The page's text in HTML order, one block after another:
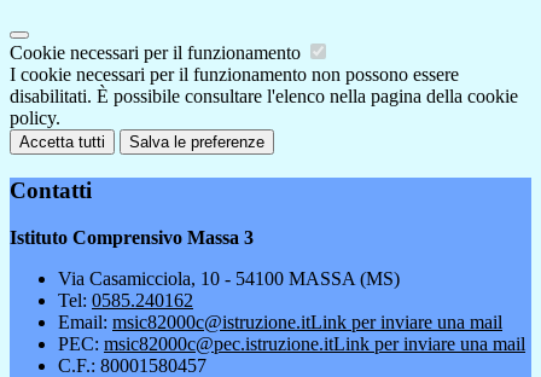
Cookie necessari per il funzionamento
I cookie necessari per il funzionamento non possono essere
disabilitati. È possibile consultare l'elenco nella pagina della cookie
policy.
Accetta tutti Salva le preferenze
Contatti
Istituto Comprensivo Massa 3
Via Casamicciola, 10 - 54100 MASSA (MS)
Tel: 0585.240162
Email: msic82000c@istruzione.itLink per inviare una mail
PEC: msic82000c@pec.istruzione.itLink per inviare una mail
C.F.: 80001580457